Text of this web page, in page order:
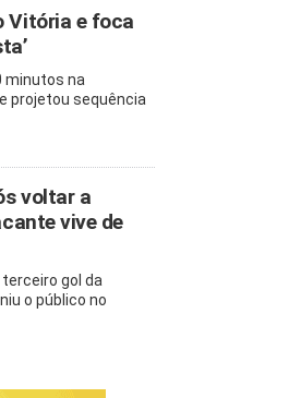
Vitória e foca
minutos na
projetou sequência
voltar a
vive de
gol da
o público no